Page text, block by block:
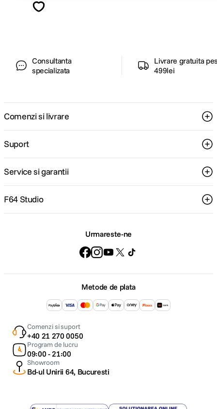
Consultanta
specializata
Livrare gratuita
499lei
Comenzi si livrare
Suport
Service si garantii
F64 Studio
Urmareste-ne
Metode de plata
Comenzi si suport
+40 21 270 0050
Program de lucru
09:00 - 21:00
Showroom
Bd-ul Unirii 64, Bucuresti